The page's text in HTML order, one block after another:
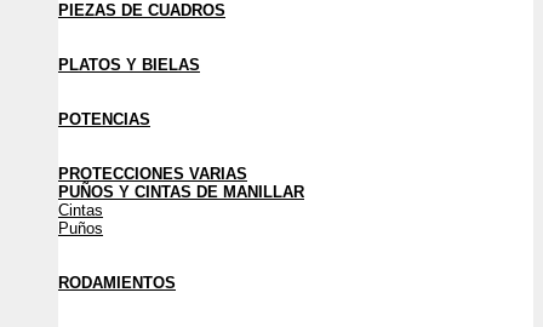
PIEZAS DE CUADROS
PLATOS Y BIELAS
POTENCIAS
PROTECCIONES VARIAS
PUÑOS Y CINTAS DE MANILLAR
Cintas
Puños
RODAMIENTOS